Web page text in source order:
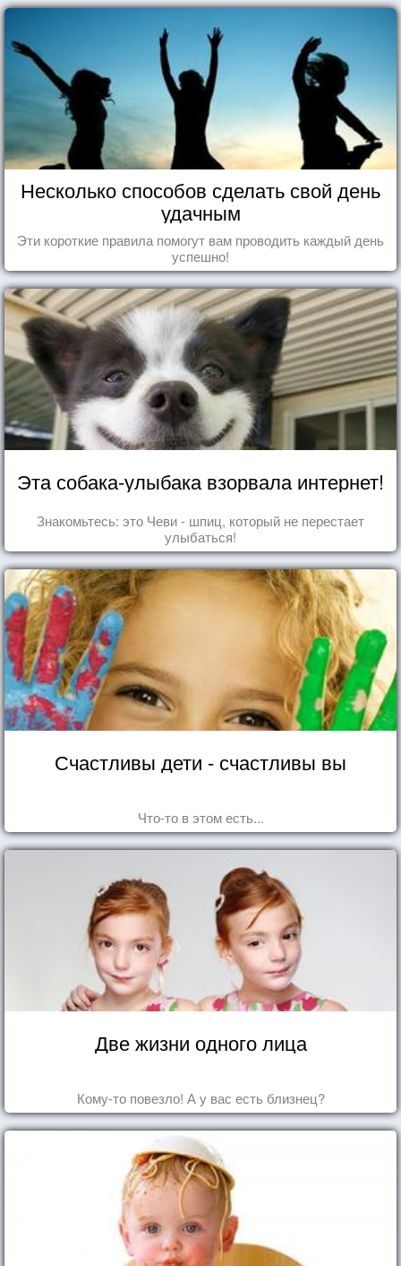
Несколько способов сделать свой день
удачным
Эти короткие правила помогут вам проводить каждый день
успешно!
Эта собака-улыбака взорвала интернет!
Знакомьтесь: это Чеви - шпиц, который не перестает
улыбаться!
Счастливы дети - счастливы вы
Что-то в этом есть...
Две жизни одного лица
Кому-то повезло! А у вас есть близнец?